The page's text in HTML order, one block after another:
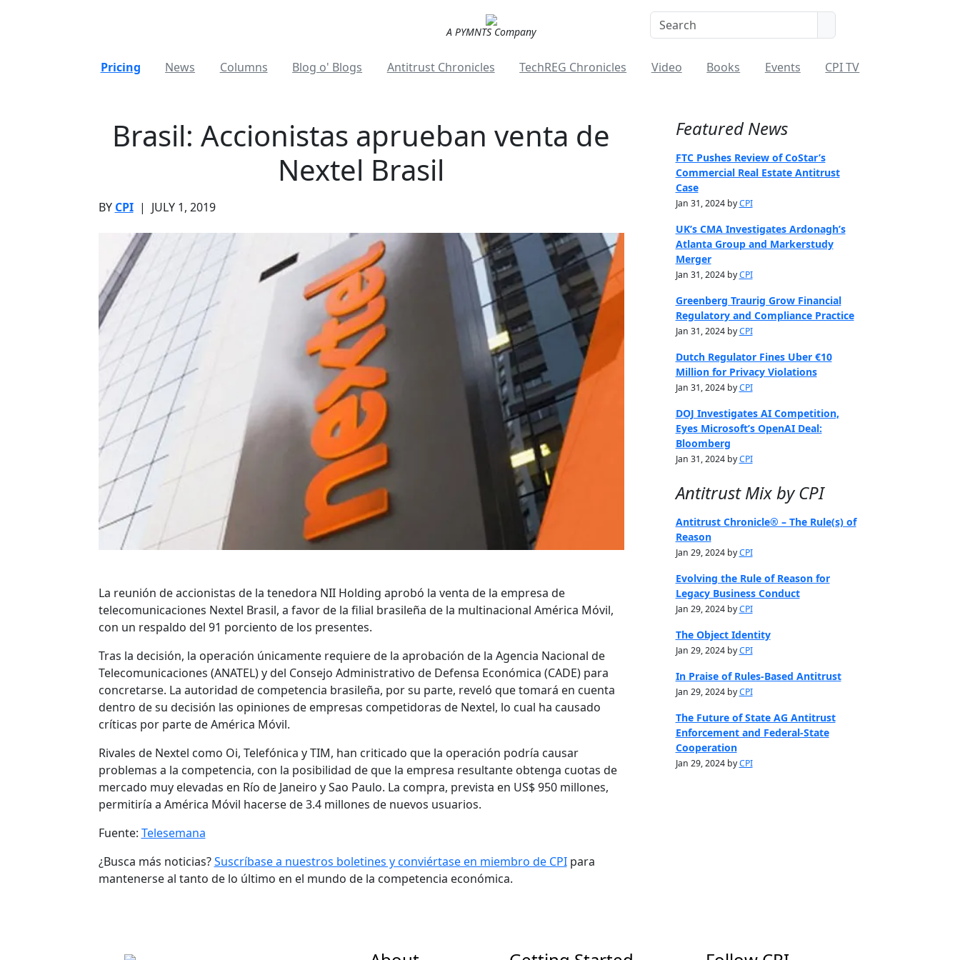
A PYMNTS Company
Pricing News Columns Blog o' Blogs Antitrust Chronicles TechREG Chronicles Video Books Events CPI TV
Brasil: Accionistas aprueban venta de
Nextel Brasil
BY CPI | JULY 1, 2019
La reunión de accionistas de la tenedora NII Holding aprobó la venta de la empresa de
telecomunicaciones Nextel Brasil, a favor de la filial brasileña de la multinacional América Móvil,
con un respaldo del 91 porciento de los presentes.
Tras la decisión, la operación únicamente requiere de la aprobación de la Agencia Nacional de
Telecomunicaciones (ANATEL) y del Consejo Administrativo de Defensa Económica (CADE) para
concretarse. La autoridad de competencia brasileña, por su parte, reveló que tomará en cuenta
dentro de su decisión las opiniones de empresas competidoras de Nextel, lo cual ha causado
críticas por parte de América Móvil.
Rivales de Nextel como Oi, Telefónica y TIM, han criticado que la operación podría causar
problemas a la competencia, con la posibilidad de que la empresa resultante obtenga cuotas de
mercado muy elevadas en Río de Janeiro y Sao Paulo. La compra, prevista en US$ 950 millones,
permitiría a América Móvil hacerse de 3.4 millones de nuevos usuarios.
Fuente: Telesemana
¿Busca más noticias?Suscríbase a nuestros boletines y conviértase en miembro de CPIpara
mantenerse al tanto de lo último en el mundo de la competencia económica.
Featured News
FTC Pushes Review of CoStar’s
Commercial Real Estate Antitrust
Case
Jan 31, 2024 byCPI
UK’s CMA Investigates Ardonagh’s
Atlanta Group and Markerstudy
Merger
Jan 31, 2024 byCPI
Greenberg Traurig Grow Financial
Regulatory and Compliance Practice
Jan 31, 2024 byCPI
Dutch Regulator Fines Uber €10
Million for Privacy Violations
Jan 31, 2024 byCPI
DOJ Investigates AI Competition,
Eyes Microsoft’s OpenAI Deal:
Bloomberg
Jan 31, 2024 byCPI
Antitrust Mix by CPI
Antitrust Chronicle® – The Rule(s) of
Reason
Jan 29, 2024 byCPI
Evolving the Rule of Reason for
Legacy Business Conduct
Jan 29, 2024 byCPI
The Object Identity
Jan 29, 2024 byCPI
In Praise of Rules-Based Antitrust
Jan 29, 2024 byCPI
The Future of State AG Antitrust
Enforcement and Federal-State
Cooperation
Jan 29, 2024 byCPI